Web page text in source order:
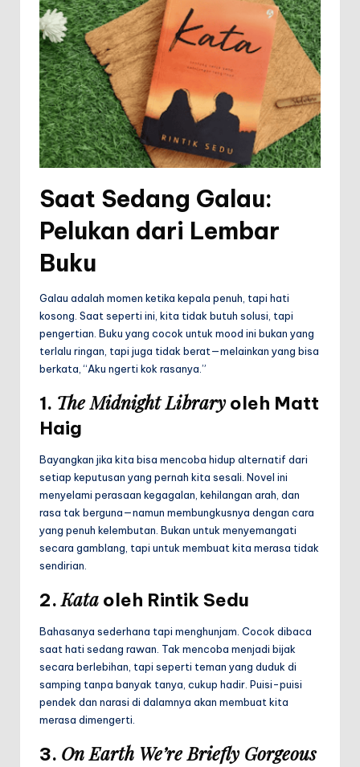
Saat Sedang Galau:
Pelukan dari Lembar
Buku
Galau adalah momen ketika kepala penuh, tapi hati
kosong. Saat seperti ini, kita tidak butuh solusi, tapi
pengertian. Buku yang cocok untuk mood ini bukan yang
terlalu ringan, tapi juga tidak berat—melainkan yang bisa
berkata, “Aku ngerti kok rasanya.”
1. The Midnight Libraryoleh Matt
Haig
Bayangkan jika kita bisa mencoba hidup alternatif dari
setiap keputusan yang pernah kita sesali. Novel ini
menyelami perasaan kegagalan, kehilangan arah, dan
rasa tak berguna—namun membungkusnya dengan cara
yang penuh kelembutan. Bukan untuk menyemangati
secara gamblang, tapi untuk membuat kita merasa tidak
sendirian.
2.Kata oleh Rintik Sedu
Bahasanya sederhana tapi menghunjam. Cocok dibaca
saat hati sedang rawan. Tak mencoba menjadi bijak
secara berlebihan, tapi seperti teman yang duduk di
samping tanpa banyak tanya, cukup hadir. Puisi-puisi
pendek dan narasi di dalamnya akan membuat kita
merasa dimengerti.
3. On Earth We’re Briefly Gorgeous